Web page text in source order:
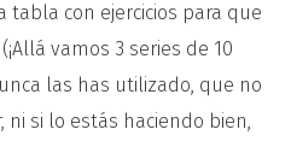
tabla con ejercicios para que
vamos 3 series de 10
las has utilizado, que no
si lo estás haciendo bien,